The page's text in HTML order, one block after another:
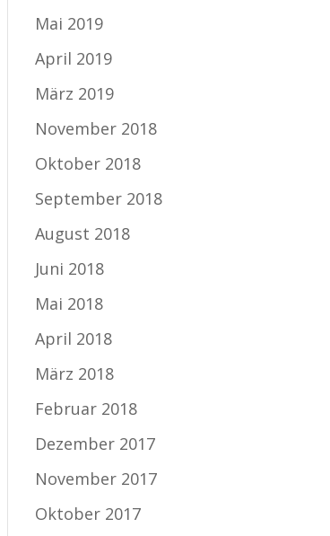
Mai 2019
April 2019
März 2019
November 2018
Oktober 2018
September 2018
August 2018
Juni 2018
Mai 2018
April 2018
März 2018
Februar 2018
Dezember 2017
November 2017
Oktober 2017